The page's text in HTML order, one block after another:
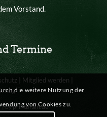
Vorstand.
Termine
Mitglied werden
|by printbrain.de
die weitere Nutzung der
von Cookies zu.